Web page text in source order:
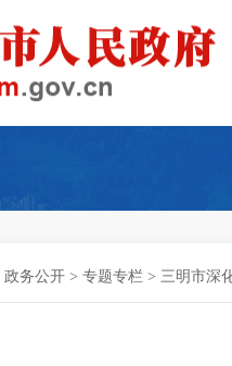
政务公开 > 专题专栏 > 三明市深